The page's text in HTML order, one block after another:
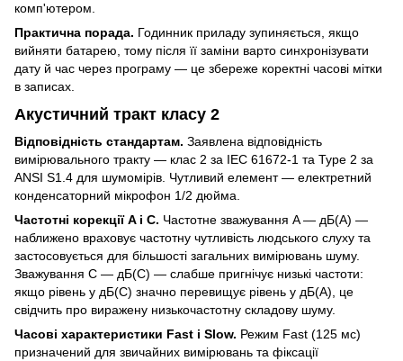
комп'ютером.
Практична порада. Годинник приладу зупиняється, якщо
вийняти батарею, тому після її заміни варто синхронізувати
дату й час через програму — це збереже коректні часові мітки
в записах.
Акустичний тракт класу 2
Відповідність стандартам. Заявлена відповідність
вимірювального тракту — клас 2 за IEC 61672-1 та Type 2 за
ANSI S1.4 для шумомірів. Чутливий елемент — електретний
конденсаторний мікрофон 1/2 дюйма.
Частотні корекції A і C. Частотне зважування A — дБ(A) —
наближено враховує частотну чутливість людського слуху та
застосовується для більшості загальних вимірювань шуму.
Зважування C — дБ(C) — слабше пригнічує низькі частоти:
якщо рівень у дБ(C) значно перевищує рівень у дБ(A), це
свідчить про виражену низькочастотну складову шуму.
Часові характеристики Fast і Slow. Режим Fast (125 мс)
призначений для звичайних вимірювань та фіксації